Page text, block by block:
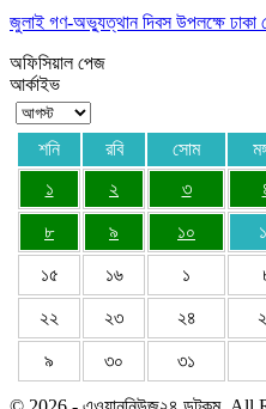
জুলাই গণ-অভ্যুত্থান দিবস উপলক্ষে ঢাকা
অফিসিয়াল পেজ
আর্কাইভ
শনি রবি সোম
১
২ ৩
৮ ৯ ১০
১৫ ১৬ ১
২২ ২৩ ২৪
৯ ৩০ ৩১